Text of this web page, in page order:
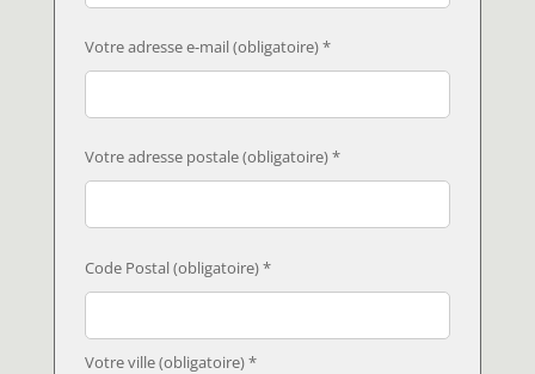
Votre adresse e-mail (obligatoire) *
Votre adresse postale (obligatoire) *
Code Postal (obligatoire) *
Votre ville (obligatoire) *